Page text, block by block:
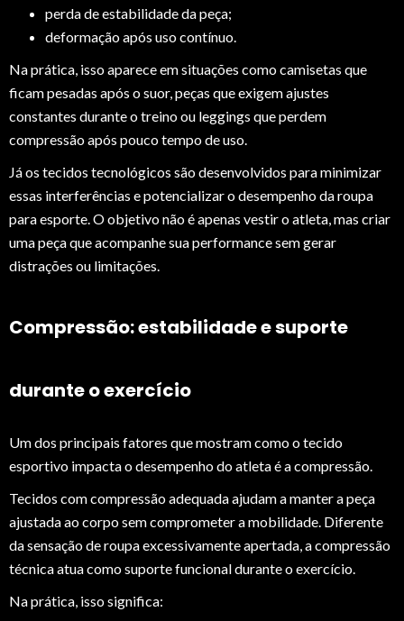
perda de estabilidade da peça;
deformação após uso contínuo.
Na prática, isso aparece em situações como camisetas que
ficam pesadas após o suor, peças que exigem ajustes
constantes durante o treino ou leggings que perdem
compressão após pouco tempo de uso.
Já os tecidos tecnológicos são desenvolvidos para minimizar
essas interferências e potencializar o desempenho da roupa
para esporte. O objetivo não é apenas vestir o atleta, mas criar
uma peça que acompanhe sua performance sem gerar
distrações ou limitações.
Compressão: estabilidade e suporte
durante o exercício
Um dos principais fatores que mostram como o tecido
esportivo impacta o desempenho do atleta é a compressão.
Tecidos com compressão adequada ajudam a manter a peça
ajustada ao corpo sem comprometer a mobilidade. Diferente
da sensação de roupa excessivamente apertada, a compressão
técnica atua como suporte funcional durante o exercício.
Na prática, isso significa: